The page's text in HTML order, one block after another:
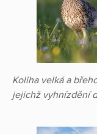
Koliha velká a
jejichž vyhnízdění